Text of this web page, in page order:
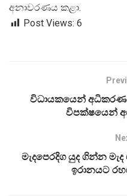
අනාවරණය කළා.
Post Views: 6
විධායකයෙන්
විපක්ෂයෙන්
මැදපෙරදිග යුද ගින්න
ඉරානයට